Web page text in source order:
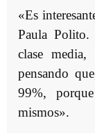
«Es
Paula Polito.
clase
pensando
99%,
mismos».